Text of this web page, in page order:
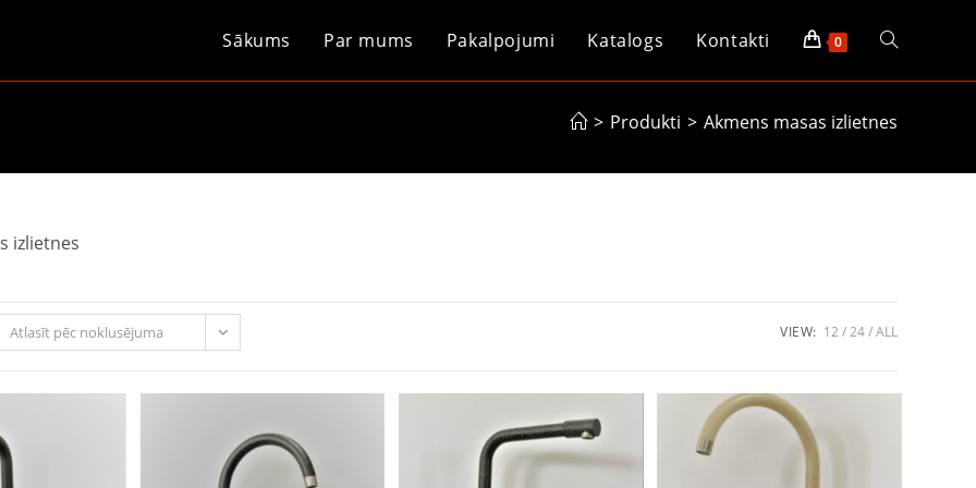
Sākums Par mums Pakalpojumi Katalogs Kontakti 0 Toggle
website
> Produkti > Akmens masas izlietnes
izlietnes
Atlasīt pēc noklusējuma VIEW: 12 24 ALL